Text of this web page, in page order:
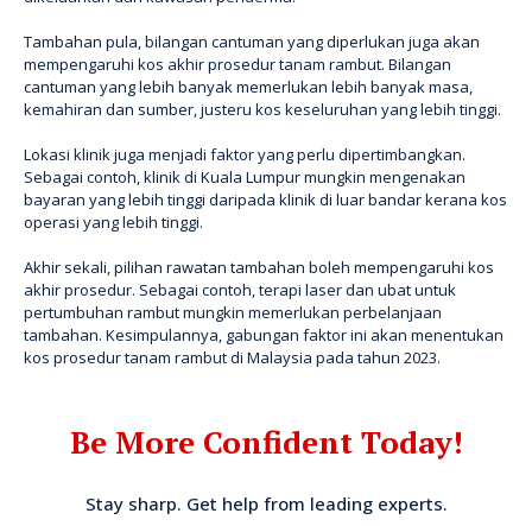
Tambahan pula, bilangan cantuman yang diperlukan juga akan
mempengaruhi kos akhir prosedur tanam rambut. Bilangan
cantuman yang lebih banyak memerlukan lebih banyak masa,
kemahiran dan sumber, justeru kos keseluruhan yang lebih tinggi.
Lokasi klinik juga menjadi faktor yang perlu dipertimbangkan.
Sebagai contoh, klinik di Kuala Lumpur mungkin mengenakan
bayaran yang lebih tinggi daripada klinik di luar bandar kerana kos
operasi yang lebih tinggi.
Akhir sekali, pilihan rawatan tambahan boleh mempengaruhi kos
akhir prosedur. Sebagai contoh, terapi laser dan ubat untuk
pertumbuhan rambut mungkin memerlukan perbelanjaan
tambahan. Kesimpulannya, gabungan faktor ini akan menentukan
kos prosedur tanam rambut di Malaysia pada tahun 2023.
Be More Confident Today!
Stay sharp. Get help from leading experts.